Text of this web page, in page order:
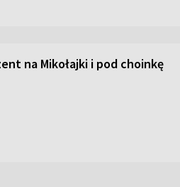
na Mikołajki i pod choinkę